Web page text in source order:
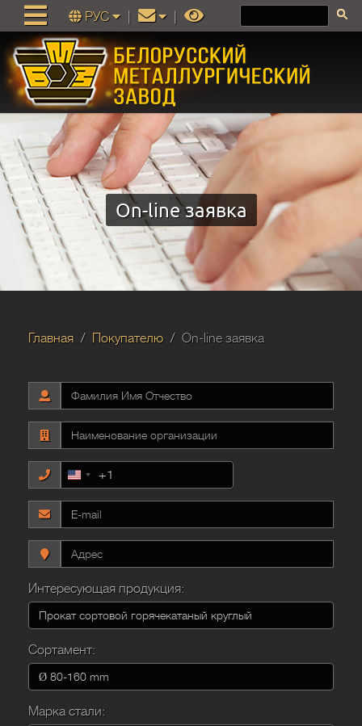
РУС
On-line заявка
Главная Покупателю On-line заявка
United
+1
+1
Интересующая продукция:
Сортамент:
Марка стали: